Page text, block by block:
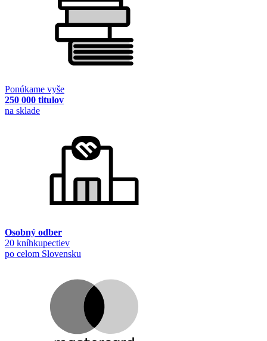
Ponúkame vyše
250 000 titulov
na sklade
Osobný odber
20 kníhkupectiev
po celom Slovensku